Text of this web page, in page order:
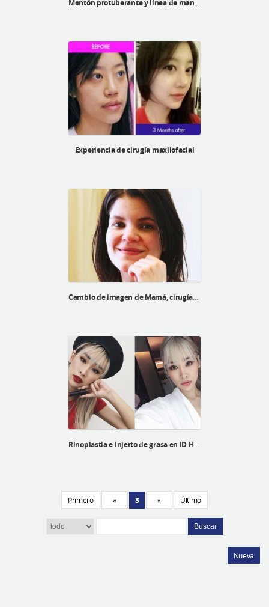
Experiencia de cirugía maxilofacial
Primero « 3 » Último
Buscar
Nueva